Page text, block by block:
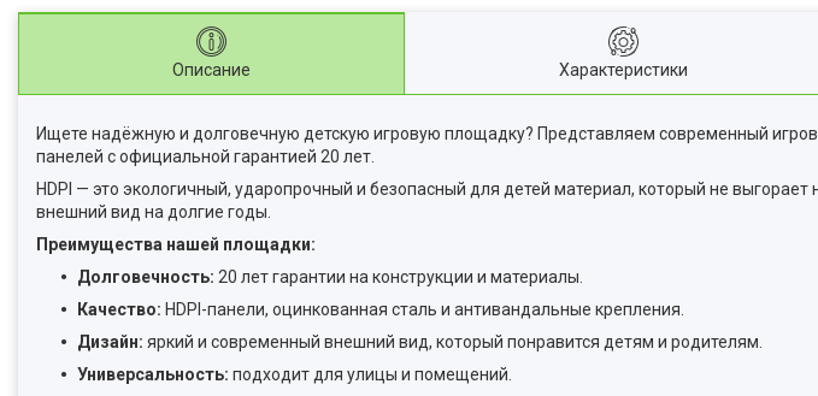
Описание Характеристики
Ищете надёжную и долговечную детскую игровую площадку? Представляем современный
панелей с официальной гарантией 20 лет.
HDPI — это экологичный, ударопрочный и безопасный для детей материал, который не выгорает
внешний вид на долгие годы.
Преимущества нашей площадки:
Долговечность: 20 лет гарантии на конструкции и материалы.
Качество: HDPI-панели, оцинкованная сталь и антивандальные крепления.
Дизайн: яркий и современный внешний вид, который понравится детям и родителям.
Универсальность: подходит для улицы и помещений.